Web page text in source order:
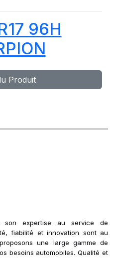
96H
Produit
son expertise au service de
fiabilité et innovation sont au
une large gamme de
besoins automobiles. Qualité et